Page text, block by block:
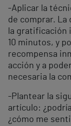
-Aplicar la
de comprar. La
la gratificación
10 minutos, y
recompensa
acción y a
necesaria la
-Plantear la
artículo:
¿cómo me